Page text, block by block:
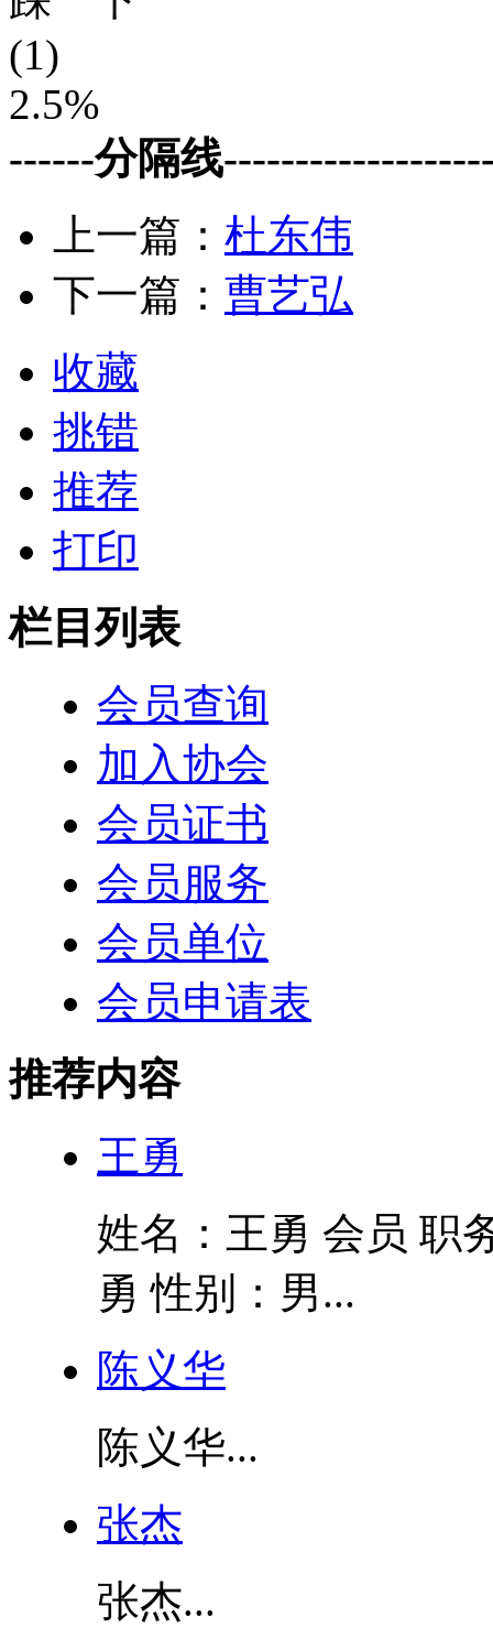
(1)
2.5%
------分隔线
上一篇： 杜东伟
下一篇： 曹艺弘
收藏
挑错
推荐
打印
栏目列表
会员查询
加入协会
会员证书
会员服务
会员单位
会员申请表
推荐内容
王勇
姓名：王勇 会员 职
勇 性别：男...
陈义华
陈义华...
张杰
张杰...